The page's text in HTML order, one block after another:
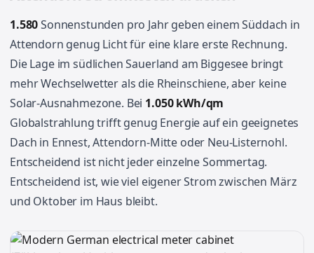
1.580Sonnenstunden pro Jahr geben einem Süddach in
Attendorn genug Licht für eine klare erste Rechnung.
Die Lage im südlichen Sauerland am Biggesee bringt
mehr Wechselwetter als die Rheinschiene, aber keine
Solar-Ausnahmezone. Bei 1.050 kWh/qm
Globalstrahlung trifft genug Energie auf ein geeignetes
Dach in Ennest, Attendorn-Mitte oder Neu-Listernohl.
Entscheidend ist nicht jeder einzelne Sommertag.
Entscheidend ist, wie viel eigener Strom zwischen März
und Oktober im Haus bleibt.